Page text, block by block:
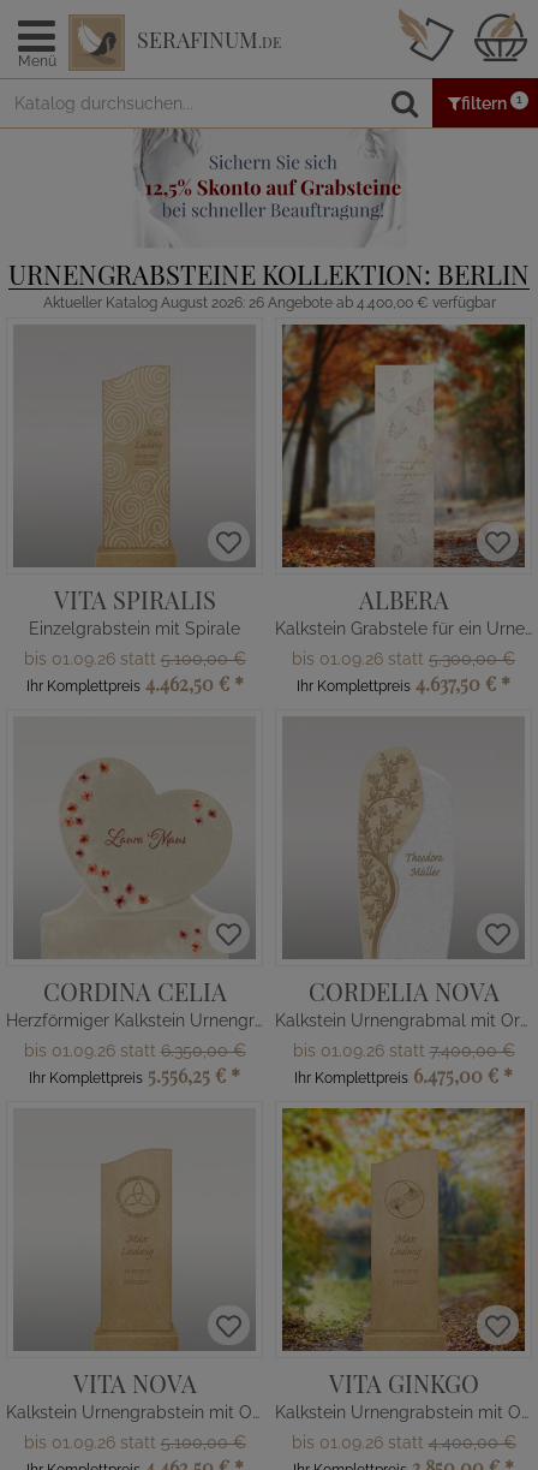
Menü
SERAFINUM.DE
filtern 1
URNENGRABSTEINE KOLLEKTION: BERLIN
Aktueller Katalog August 2026: 26 Angebote ab 4.400,00 € verfügbar
VITA SPIRALIS
Einzelgrabstein mit Spirale
bis 01.09.26 statt5.100,00 €
Ihr Komplettpreis 4.462,50 € *
ALBERA
Kalkstein Grabstele für ein Urnengrab
bis 01.09.26 statt 5.300,00 €
Ihr Komplettpreis 4.637,50 € *
CORDINA CELIA
Herzförmiger Kalkstein Urnengrabstein
bis 01.09.26 statt6.350,00 €
Ihr Komplettpreis 5.556,25 € *
CORDELIA NOVA
Kalkstein Urnengrabmal mit Ornament
bis 01.09.26 statt7.400,00 €
Ihr Komplettpreis 6.475,00 € *
VITA NOVA
Kalkstein Urnengrabstein mit Ornament
bis 01.09.26 statt5.100,00 €
VITA GINKGO
Kalkstein Urnengrabstein mit Ornament
bis 01.09.26 statt4.400,00 €